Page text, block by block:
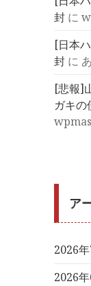
封 に
[日本
封 に
[悲報]
ガキの
ア
2026
2026